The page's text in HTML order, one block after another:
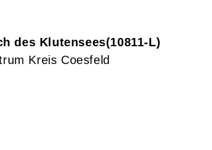
des Klutensees 10811-L
Kreis Coesfeld